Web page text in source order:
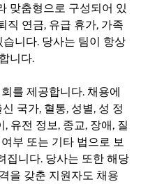
맞춤형으로 구성되어 있
직 연금, 유급 휴가, 가족
니다. 당사는 팀이 항상
니다.
를 제공합니다. 채용에
국가, 혈통, 성별, 성 정
유전 정보, 종교, 장애, 질
부 또는 기타 법으로 보
집니다. 당사는 또한 해당
을 갖춘 지원자도 채용